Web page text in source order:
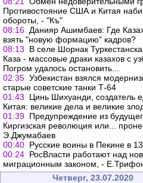
Противостояние США и Китая
обороты, - "Къ"
08:16 Данияр Ашимбаев: Где
взять "новую формацию" кадров?
08:13
В селе Шорнак
Каза - массовые драки казахов с
Погром удалось остановить...
02:35 Узбекистан взялся
старые советские танки Т-64
01:43
Цинь Шихуанди, создатель
Китая: великие дела и великие
01:39 Предупреждение из
Киргизская революция или...
Э.Джумабаев
00:40 Русские воины в Пекине в
00:24 РосВласти работают над
миграционным законом, -
Четверг, 23.07.2020